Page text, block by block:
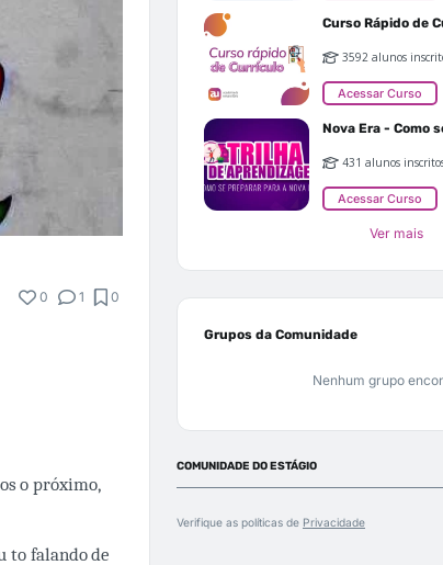
0 1 0
o próximo,
to falando de
Curso Rápido de
3592 alunos
Acessar Curso
431 alunos
Acessar Curso
Ver mais
Grupos da Comunidade
Nenhum grupo
COMUNIDADE DO ESTÁGIO
Verifique as políticas de Privacidade